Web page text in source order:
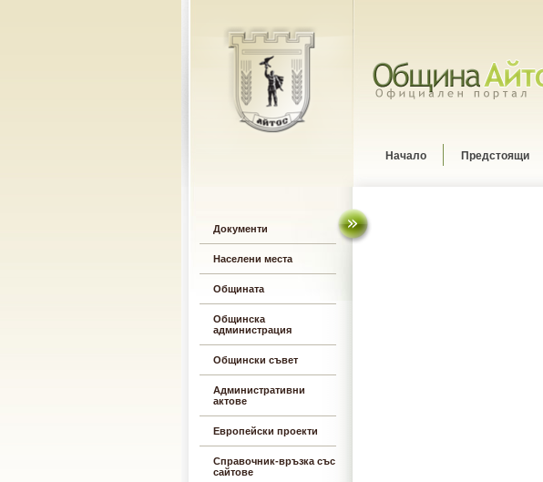
Документи
Населени места
Общината
Общинска
администрация
Общински съвет
Административни
актове
Европейски проекти
Справочник-връзка със
сайтове
Начало Предстоящи